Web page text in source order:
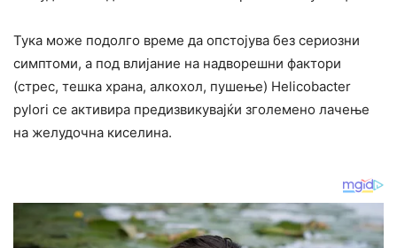
Тука може подолго време да опстојува без сериозни
симптоми, а под влијание на надворешни фактори
(стрес, тешка храна, алкохол, пушење) Helicobacter
pylori се активира предизвикувајќи зголемено лачење
на желудочна киселина.